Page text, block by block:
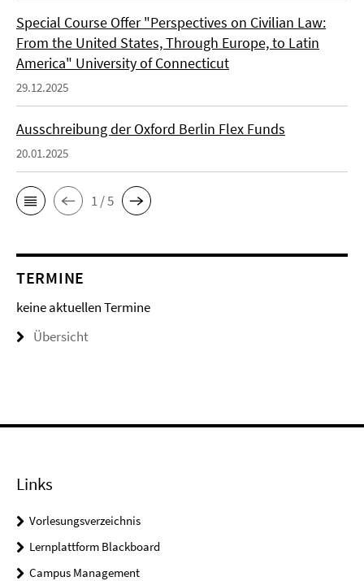
Special Course Offer "Perspectives on Civilian Law:
From the United States, Through Europe, to Latin
America" University of Connecticut
29.12.2025
Ausschreibung der Oxford Berlin Flex Funds
20.01.2025
1 / 5
TERMINE
keine aktuellen Termine
Übersicht
Links
Vorlesungsverzeichnis
Lernplattform Blackboard
Campus Management